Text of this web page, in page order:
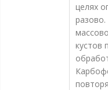
целях
кустов